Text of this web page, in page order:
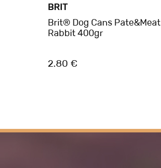
BRIT
Brit® Dog Cans Pate&Meat
Rabbit 400gr
2.80 €